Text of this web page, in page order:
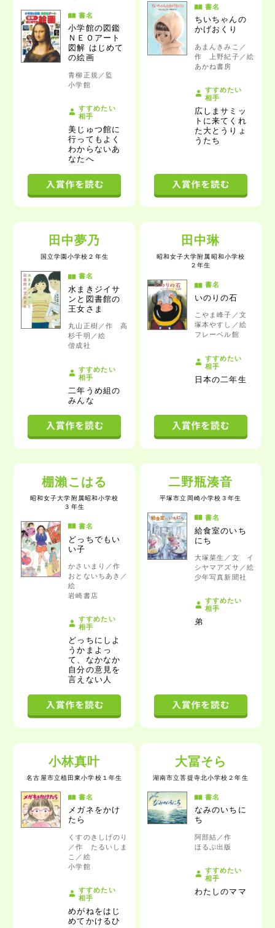
書名
小学館の図鑑
ＮＥＯアート
図解 はじめて
の絵画
青柳正規／監
小学館
すすめたい
相手
美じゅつ館に
行ってもよく
わからないあ
なたへ
書名
ちいちゃんの
かげおくり
あまんきみこ／
作 上野紀子／絵
あかね書房
すすめたい
相手
広しまサミッ
トに来てくれ
た大とうりょ
うたち
田中夢乃
国立学園小学校 ２年生
書名
水まきジイサ
ンと図書館の
王女さま
丸山正樹／作 高
杉千明／絵
偕成社
すすめたい
相手
二年うめ組の
みんな
田中琳
昭和女子大学附属昭和小学校
２年生
書名
いのりの石
こやま峰子／文
塚本やすし／絵
フレーベル館
すすめたい
相手
日本の二年生
棚瀨こはる
昭和女子大学附属昭和小学校
３年生
書名
どっちでもい
い子
かさいまり／作
おとないちあき／
絵
岩崎書店
すすめたい
相手
どっちにしよ
うかまよっ
て、なかなか
自分の意見を
言えない人
二野瓶湊音
平塚市立岡崎小学校 ３年生
書名
給食室のいち
にち
大塚菜生／文 イ
シヤマアズサ／絵
少年写真新聞社
すすめたい
相手
弟
小林真叶
名古屋市立植田東小学校 １年生
書名
メガネをかけ
たら
くすのきしげのり
／作 たるいしま
こ／絵
小学館
すすめたい
相手
めがねをはじ
めてかけるひ
大冨そら
湖南市立菩提寺北小学校 ２年生
書名
なみのいちに
ち
阿部結／作
ほるぷ出版
すすめたい
相手
わたしのママ